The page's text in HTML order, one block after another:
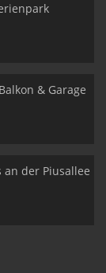
& Garage
der Piusallee